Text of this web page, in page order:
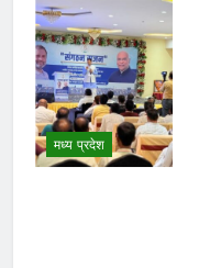
मध्य प्रदेश